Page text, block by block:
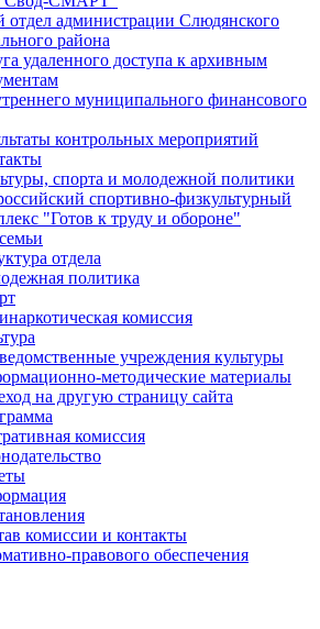
администрации Слюдянского
района
удаленного доступа к архивным
муниципального финансового
контрольных мероприятий
спорта и молодежной политики
спортивно-физкультурный
"Готов к труду и обороне"
отдела
политика
комиссия
учреждения культуры
методические материалы
на другую страницу сайта
комиссия
комиссии и контакты
правового обеспечения